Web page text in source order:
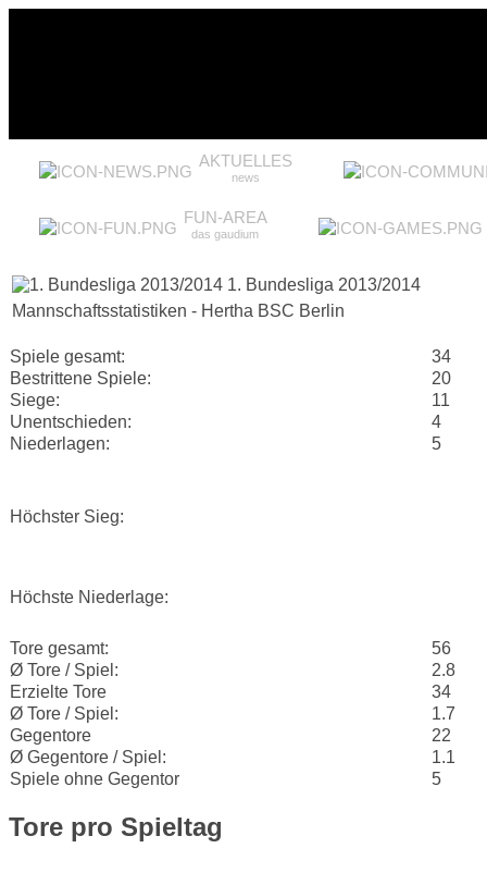
AKTUELLES
news
FUN-AREA
das gaudium
1. Bundesliga 2013/2014
Mannschaftsstatistiken - Hertha BSC Berlin
Spiele gesamt:
34
Bestrittene Spiele:
20
Siege:
11
Unentschieden:
4
Niederlagen:
5
Höchster Sieg:
Höchste Niederlage:
Tore gesamt:
56
Ø Tore / Spiel:
2.8
Erzielte Tore
34
Ø Tore / Spiel:
1.7
Gegentore
22
Ø Gegentore / Spiel:
1.1
Spiele ohne Gegentor
5
Tore pro Spieltag